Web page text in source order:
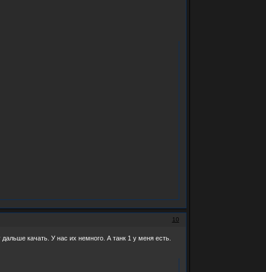
10
качать. У нас их немного. А танк 1 у меня есть.